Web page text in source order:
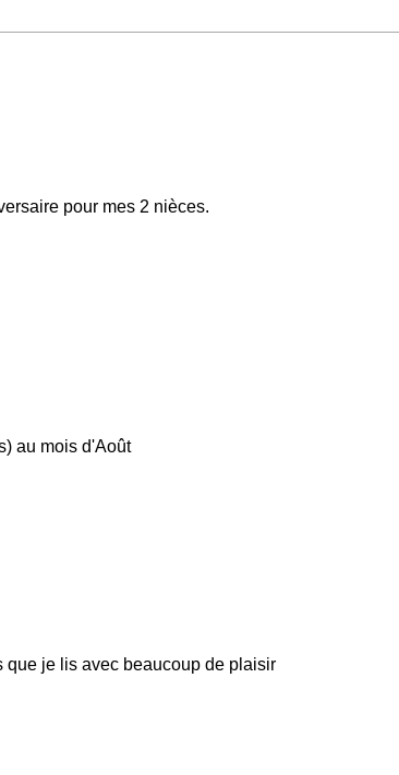
pour mes 2 nièces.
au mois d'Août
que je lis avec beaucoup de plaisir